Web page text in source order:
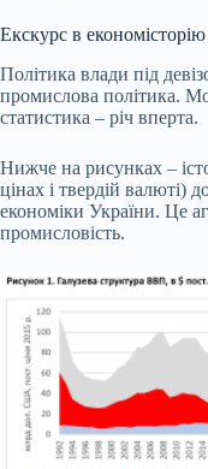
Екскурс в економісторію
Політика влади під
промислова політика.
статистика – річ вперта.
Нижче на рисунках –
цінах і твердій валюті)
економіки України. Це
промисловість.